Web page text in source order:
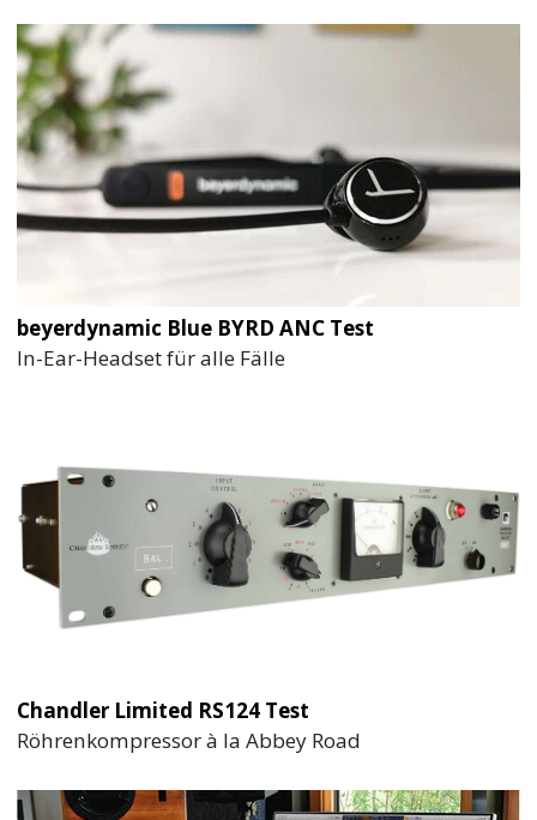
beyerdynamic Blue BYRD ANC Test
In-Ear-Headset für alle Fälle
Chandler Limited RS124 Test
Röhrenkompressor à la Abbey Road